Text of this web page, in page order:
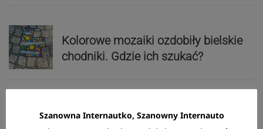
Kolorowe mozaiki ozdobiły bielskie
chodniki. Gdzie ich szukać?
Szanowna Internautko, Szanowny Internauto